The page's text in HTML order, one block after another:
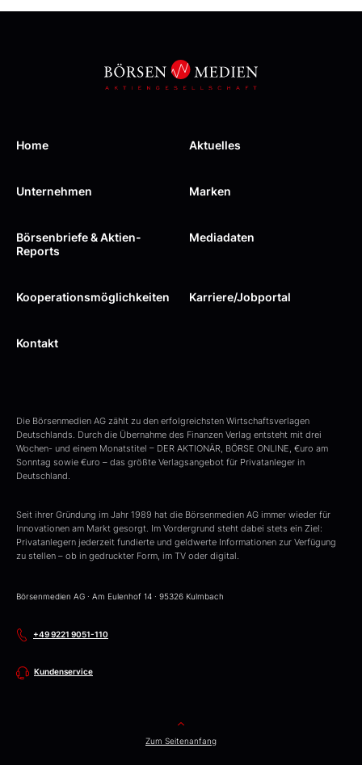
Home Aktuelles
Unternehmen Marken
Börsenbriefe & Aktien-
Reports
Mediadaten
Kooperations­möglichkeiten Karriere/Jobportal
Kontakt
Die Börsenmedien AG zählt zu den erfolgreichsten Wirtschaftsverlagen
Deutschlands. Durch die Übernahme des Finanzen Verlag entsteht mit drei
Wochen- und einem Monatstitel – DER AKTIONÄR, BÖRSE ONLINE, €uro am
Sonntag sowie €uro – das größte Verlagsangebot für Privatanleger in
Deutschland.
Seit ihrer Gründung im Jahr 1989 hat die Börsenmedien AG immer wieder für
Innovationen am Markt gesorgt. Im Vordergrund steht dabei stets ein Ziel:
Privatanlegern jederzeit fundierte und geldwerte Informationen zur Verfügung
zu stellen – ob in gedruckter Form, im TV oder digital.
Börsenmedien AG · Am Eulenhof 14 · 95326 Kulmbach
+49 9221 9051-110
Kundenservice
Zum Seitenanfang